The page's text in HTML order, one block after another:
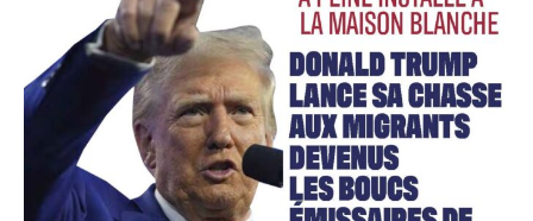
Plans d'abonnement
Accès gratuit